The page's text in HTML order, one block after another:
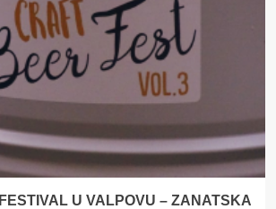
U VALPOVU – ZANATSKA